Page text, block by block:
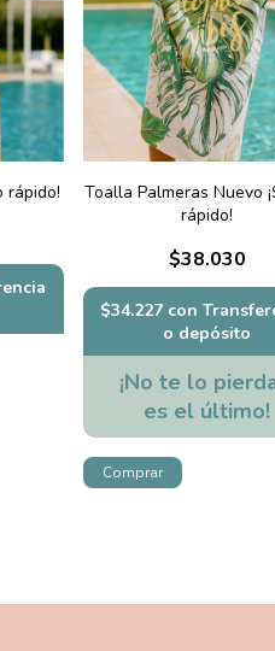
rápido!
Toalla Palmeras Nuevo
rápido!
$38.030
$34.227 con
o depósito
¡No te lo
es el último!